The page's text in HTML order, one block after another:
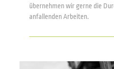
übernehmen wir gerne die
anfallenden Arbeiten.